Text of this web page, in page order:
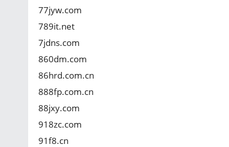
77jyw.com
789it.net
7jdns.com
860dm.com
86hrd.com.cn
888fp.com.cn
88jxy.com
918zc.com
91f8.cn